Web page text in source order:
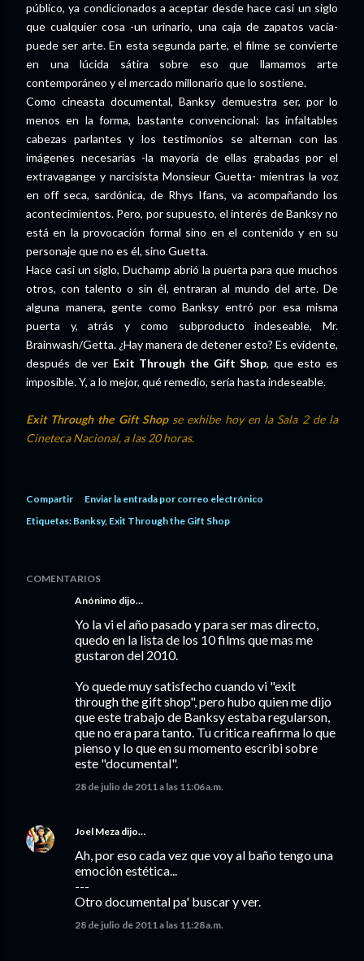
público, ya condicionados a aceptar desde hace casi un siglo
que cualquier cosa -un urinario, una caja de zapatos vacía-
puede ser arte. En esta segunda parte, el filme se convierte
en una lúcida sátira sobre eso que llamamos arte
contemporáneo y el mercado millonario que lo sostiene.
Como cineasta documental, Banksy demuestra ser, por lo
menos en la forma, bastante convencional: las infaltables
cabezas parlantes y los testimonios se alternan con las
imágenes necesarias -la mayoría de ellas grabadas por el
extravagange y narcisista Monsieur Guetta- mientras la voz
en off seca, sardónica, de Rhys Ifans, va acompañando los
acontecimientos. Pero, por supuesto, el interés de Banksy no
está en la provocación formal sino en el contenido y en su
personaje que no es él, sino Guetta.
Hace casi un siglo, Duchamp abrió la puerta para que muchos
otros, con talento o sin él, entraran al mundo del arte. De
alguna manera, gente como Banksy entró por esa misma
puerta y, atrás y como subproducto indeseable, Mr.
Brainwash/Getta. ¿Hay manera de detener esto? Es evidente,
después de ver Exit Through the Gift Shop, que esto es
imposible. Y, a lo mejor, qué remedio, sería hasta indeseable.
Exit Through the Gift Shopse exhibe hoy en la Sala 2 de la
Cineteca Nacional, a las 20 horas.
Compartir
Enviar la entrada por correo electrónico
Etiquetas: Banksy Exit Through the Gift Shop
COMENTARIOS
Anónimo dijo…
Yo la vi el año pasado y para ser mas directo,
quedo en la lista de los 10 films que mas me
gustaron del 2010.
Yo quede muy satisfecho cuando vi "exit
through the gift shop", pero hubo quien me dijo
que este trabajo de Banksy estaba regularson,
que no era para tanto. Tu critica reafirma lo que
pienso y lo que en su momento escribi sobre
este "documental".
28 de julio de 2011 a las 11:06 a.m.
Joel Meza dijo…
Ah, por eso cada vez que voy al baño tengo una
emoción estética...
---
Otro documental pa' buscar y ver.
28 de julio de 2011 a las 11:28 a.m.